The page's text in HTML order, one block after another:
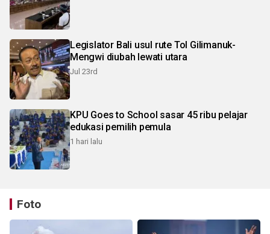
Legislator Bali usul rute Tol Gilimanuk-
Mengwi diubah lewati utara
Jul 23rd
KPU Goes to School sasar 45 ribu pelajar
edukasi pemilih pemula
1 hari lalu
Foto